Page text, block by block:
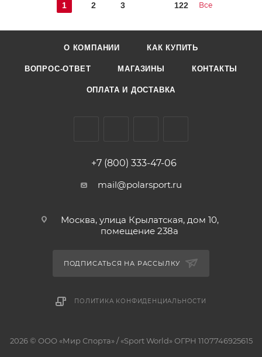
1 2 3 122 Все
О КОМПАНИИ КАК КУПИТЬ
ВОПРОС-ОТВЕТ МАГАЗИНЫ КОНТАКТЫ
ОПЛАТА И ДОСТАВКА
+7 (800) 333-47-06
mail@polarsport.ru
Москва, улица Крылатская, дом 10,
помещение 238а
ПОДПИСАТЬСЯ НА РАССЫЛКУ
ПОЛИТИКА КОНФИДЕНЦИАЛЬНОСТИ
2026 © ООО «Мир Спорта» / «Sport World» ОГРН 1107746925615